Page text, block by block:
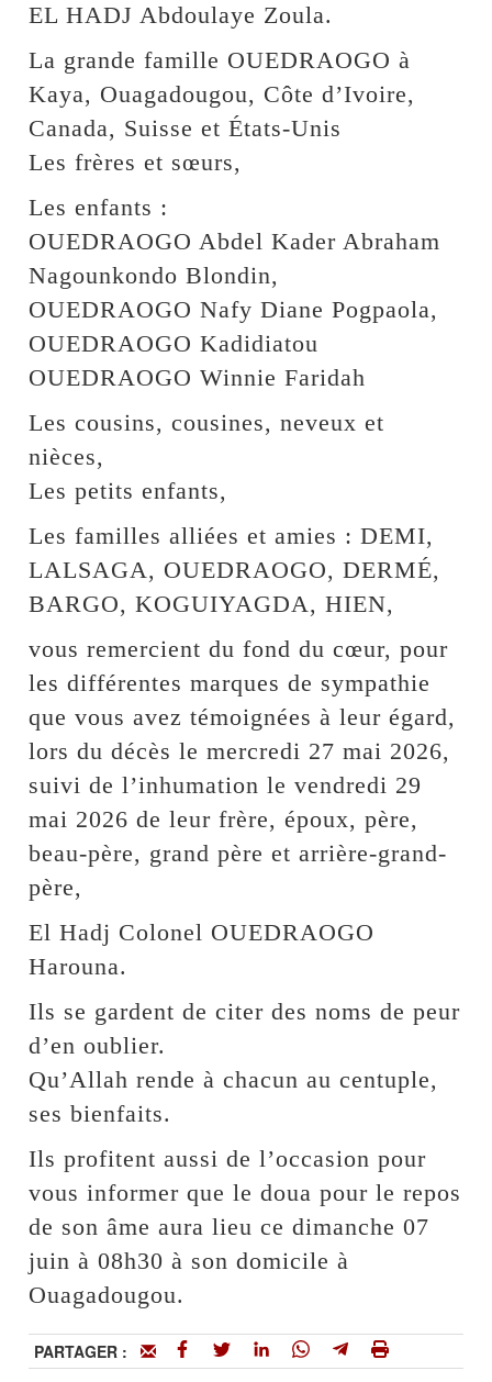
EL HADJ Abdoulaye Zoula.
La grande famille OUEDRAOGO à
Kaya, Ouagadougou, Côte d’Ivoire,
Canada, Suisse et États-Unis
Les frères et sœurs,
Les enfants :
OUEDRAOGO Abdel Kader Abraham
Nagounkondo Blondin,
OUEDRAOGO Nafy Diane Pogpaola,
OUEDRAOGO Kadidiatou
OUEDRAOGO Winnie Faridah
Les cousins, cousines, neveux et
nièces,
Les petits enfants,
Les familles alliées et amies : DEMI,
LALSAGA, OUEDRAOGO, DERMÉ,
BARGO, KOGUIYAGDA, HIEN,
vous remercient du fond du cœur, pour
les différentes marques de sympathie
que vous avez témoignées à leur égard,
lors du décès le mercredi 27 mai 2026,
suivi de l’inhumation le vendredi 29
mai 2026 de leur frère, époux, père,
beau-père, grand père et arrière-grand-
père,
El Hadj Colonel OUEDRAOGO
Harouna.
Ils se gardent de citer des noms de peur
d’en oublier.
Qu’Allah rende à chacun au centuple,
ses bienfaits.
Ils profitent aussi de l’occasion pour
vous informer que le doua pour le repos
de son âme aura lieu ce dimanche 07
juin à 08h30 à son domicile à
Ouagadougou.
PARTAGER :